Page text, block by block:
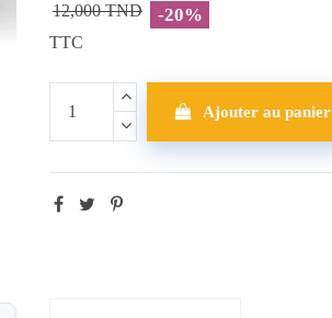
12,000 TND -20%
TTC
Ajouter au panier